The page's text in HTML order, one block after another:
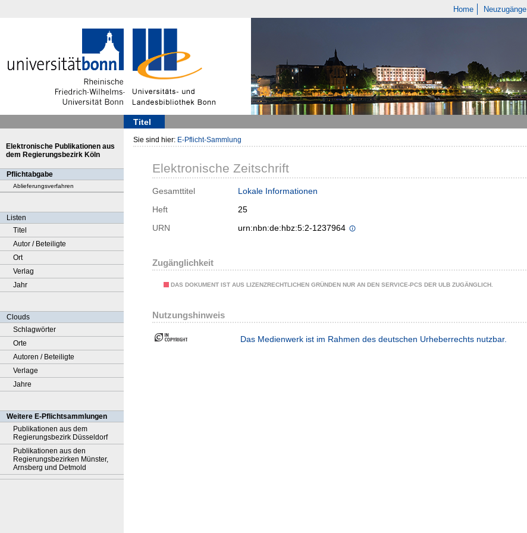
Home Neuzugänge
Titel
Elektronische Publikationen aus
dem Regierungsbezirk Köln
Pflichtabgabe
Ablieferungsverfahren
Listen
Titel
Autor / Beteiligte
Ort
Verlag
Jahr
Clouds
Schlagwörter
Orte
Autoren / Beteiligte
Verlage
Jahre
Weitere E-Pflichtsammlungen
Publikationen aus dem
Regierungsbezirk Düsseldorf
Publikationen aus den
Regierungsbezirken Münster,
Arnsberg und Detmold
Sie sind hier: E-Pflicht-Sammlung
Elektronische Zeitschrift
Gesamttitel
Lokale Informationen
Heft
25
URN
urn:nbn:de:hbz:5:2-1237964
Zugänglichkeit
DAS DOKUMENT IST AUS LIZENZRECHTLICHEN GRÜNDEN NUR AN DEN SERVICE-PCS DER ULB ZUGÄNGLICH.
Nutzungshinweis
Das Medienwerk ist im Rahmen des deutschen Urheberrechts nutzbar.